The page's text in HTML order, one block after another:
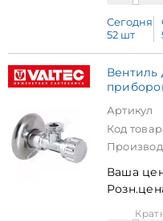
Сегодня
52 шт
Вентиль
Артикул
Код
Ваша